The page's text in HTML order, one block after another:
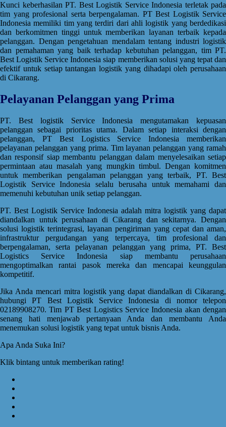
Kunci keberhasilan PT. Best Logistik Service Indonesia terletak pada
tim yang profesional serta berpengalaman. PT Best Logistik Service
Indonesia memiliki tim yang terdiri dari ahli logistik yang berdedikasi
dan berkomitmen tinggi untuk memberikan layanan terbaik kepada
pelanggan. Dengan pengetahuan mendalam tentang industri logistik
dan pemahaman yang baik terhadap kebutuhan pelanggan, tim PT.
Best Logistik Service Indonesia siap memberikan solusi yang tepat dan
efektif untuk setiap tantangan logistik yang dihadapi oleh perusahaan
di Cikarang.
Pelayanan Pelanggan yang Prima
PT. Best logistik Service Indonesia mengutamakan kepuasan
pelanggan sebagai prioritas utama. Dalam setiap interaksi dengan
pelanggan, PT Best Logistics Service Indonesia memberikan
pelayanan pelanggan yang prima. Tim layanan pelanggan yang ramah
dan responsif siap membantu pelanggan dalam menyelesaikan setiap
permintaan atau masalah yang mungkin timbul. Dengan komitmen
untuk memberikan pengalaman pelanggan yang terbaik, PT. Best
Logistik Service Indonesia selalu berusaha untuk memahami dan
memenuhi kebutuhan unik setiap pelanggan.
PT. Best Logistik Service Indonesia adalah mitra logistik yang dapat
diandalkan untuk perusahaan di Cikarang dan sekitarnya. Dengan
solusi logistik terintegrasi, layanan pengiriman yang cepat dan aman,
infrastruktur pergudangan yang terpercaya, tim profesional dan
berpengalaman, serta pelayanan pelanggan yang prima, PT. Best
Logistics Service Indonesia siap membantu perusahaan
mengoptimalkan rantai pasok mereka dan mencapai keunggulan
kompetitif.
Jika Anda mencari mitra logistik yang dapat diandalkan di Cikarang,
hubungi PT Best Logistik Service Indonesia di nomor telepon
02189908270. Tim PT Best Logistics Service Indonesia akan dengan
senang hati menjawab pertanyaan Anda dan membantu Anda
menemukan solusi logistik yang tepat untuk bisnis Anda.
Apa Anda Suka Ini?
Klik bintang untuk memberikan rating!